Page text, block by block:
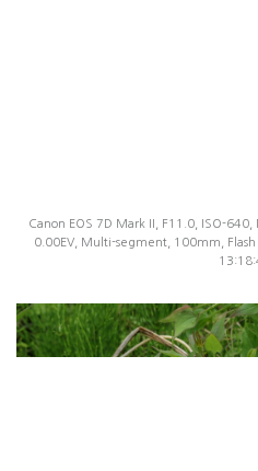
Canon EOS 7D Mark II, F11.0, ISO-
0.00EV, Multi-segment, 100mm,